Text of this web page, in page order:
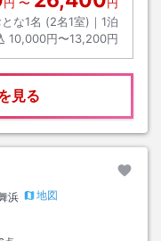
円 〜
円
とな1名 (2名1室)｜ 1泊
10,000円〜13,200円
見る
浜
地図